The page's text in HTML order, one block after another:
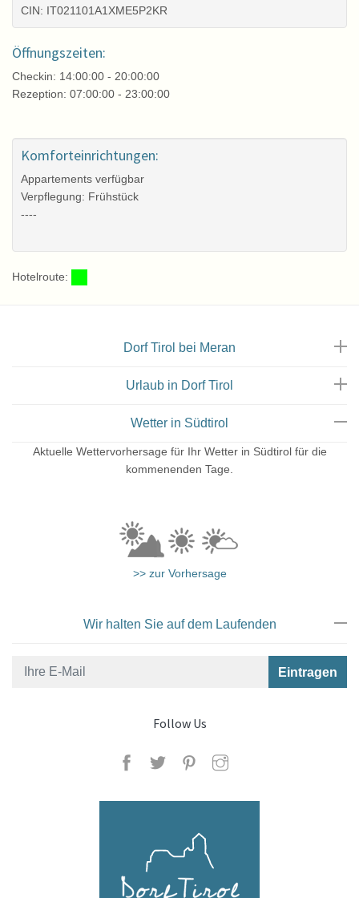
CIN: IT021101A1XME5P2KR
Öffnungszeiten:
Checkin: 14:00:00 - 20:00:00
Rezeption: 07:00:00 - 23:00:00
Komforteinrichtungen:
Appartements verfügbar
Verpflegung: Frühstück
----
Hotelroute:
Dorf Tirol bei Meran
Urlaub in Dorf Tirol
Wetter in Südtirol
Aktuelle Wettervorhersage für Ihr Wetter in Südtirol für die
kommenenden Tage.
>> zur Vorhersage
Wir halten Sie auf dem Laufenden
Follow Us